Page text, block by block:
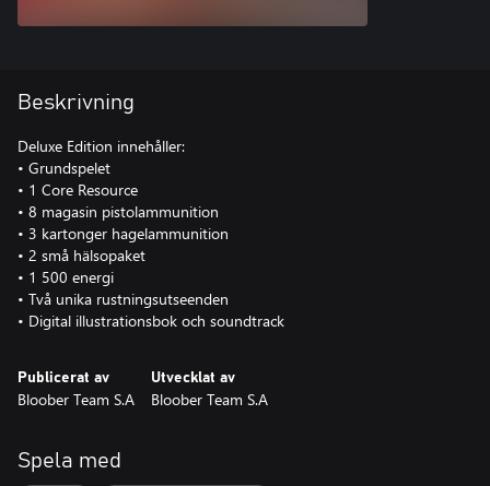
Beskrivning
Deluxe Edition innehåller:
• Grundspelet
• 1 Core Resource
• 8 magasin pistolammunition
• 3 kartonger hagelammunition
• 2 små hälsopaket
• 1 500 energi
• Två unika rustningsutseenden
• Digital illustrationsbok och soundtrack
Publicerat av
Bloober Team S.A
Utvecklat av
Bloober Team S.A
Spela med